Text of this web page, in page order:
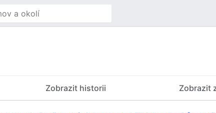
Zobrazit historii Zobrazit